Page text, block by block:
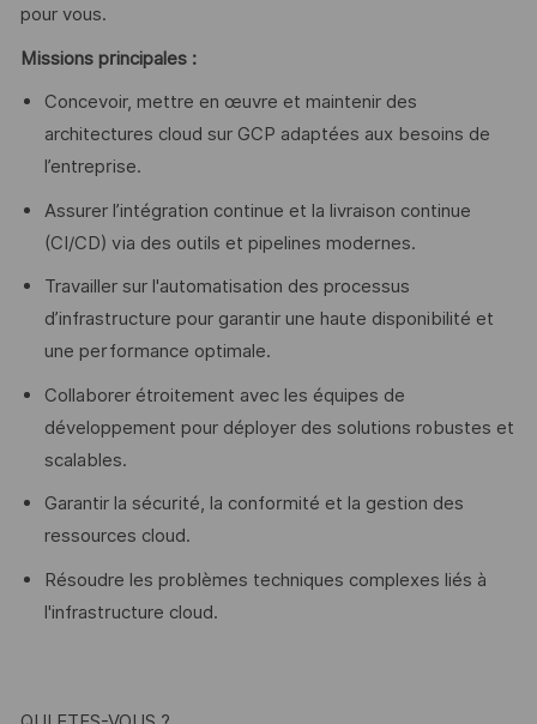
pour vous.
Missions principales :
Concevoir, mettre en œuvre et maintenir des
architectures cloud sur GCP adaptées aux besoins de
l’entreprise.
Assurer l’intégration continue et la livraison continue
(CI/CD) via des outils et pipelines modernes.
Travailler sur l'automatisation des processus
d’infrastructure pour garantir une haute disponibilité et
une performance optimale.
Collaborer étroitement avec les équipes de
développement pour déployer des solutions robustes et
scalables.
Garantir la sécurité, la conformité et la gestion des
ressources cloud.
Résoudre les problèmes techniques complexes liés à
l'infrastructure cloud.